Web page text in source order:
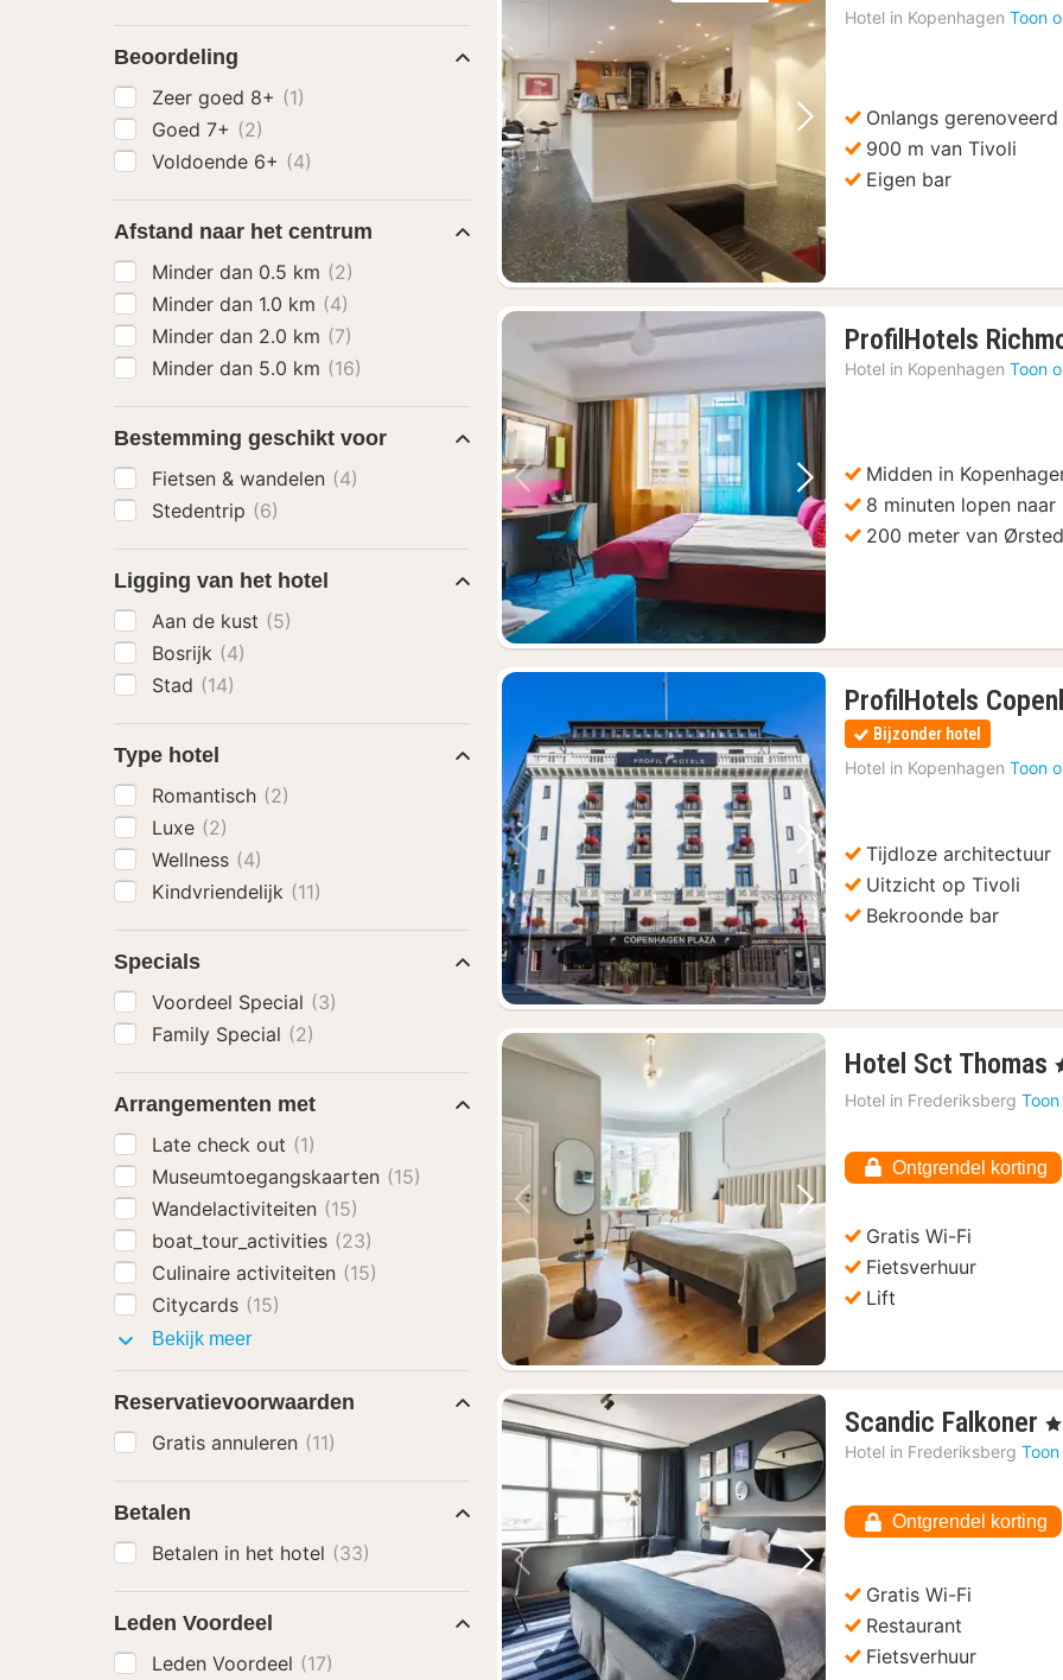
Vorige foto Volgende foto
Hotel in Kopenhagen Toon
Onlangs gerenoveerd
900 m van Tivoli
Eigen bar
Vorige foto Volgende foto
ProfilHotels
Hotel in Kopenhagen Toon
Midden in
8 minuten lopen naar
200 meter van
Vorige foto Volgende foto
ProfilHotels
Bijzonder hotel
Hotel in Kopenhagen Toon
Tijdloze architectuur
Uitzicht op Tivoli
Bekroonde bar
Vorige foto Volgende foto
Hotel Sct Thomas
€
,
Hotel in Frederiksberg
Ontgrendel korting
Gratis Wi-Fi
Fietsverhuur
Lift
Vorige foto Volgende foto
Scandic Falkoner 1
€
,
Hotel in Frederiksberg
Ontgrendel korting
Gratis Wi-Fi
Restaurant
Fietsverhuur
Beoordeling
Zeer goed 8+ (1)
Goed 7+ (2)
Voldoende 6+ (4)
Afstand naar het centrum
Minder dan 0.5 km (2)
Minder dan 1.0 km (4)
Minder dan 2.0 km (7)
Minder dan 5.0 km (16)
Bestemming geschikt voor
Fietsen & wandelen (4)
Stedentrip (6)
Ligging van het hotel
Aan de kust (5)
Bosrijk (4)
Stad (14)
Type hotel
Romantisch (2)
Luxe (2)
Wellness (4)
Kindvriendelijk (11)
Specials
Voordeel Special (3)
Family Special (2)
Arrangementen met
Late check out (1)
Museumtoegangskaarten (15)
Wandelactiviteiten (15)
boat_tour_activities (23)
Culinaire activiteiten (15)
Citycards (15)
Bekijk meerArrangementen
Reservatievoorwaarden
Gratis annuleren (11)
Betalen
Betalen in het hotel (33)
Leden Voordeel
Leden Voordeel (17)